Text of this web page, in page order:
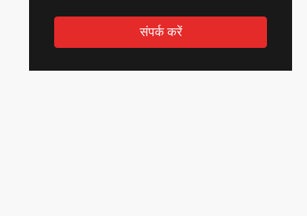
संपर्क करें